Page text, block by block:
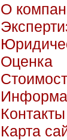
О
Оценка
Контакты
Карта